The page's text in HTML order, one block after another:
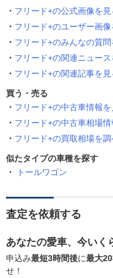
フリード+の公式画像を見
フリード+のユーザー画像
フリード+のみんなの質問
フリード+の関連ニュース
フリード+の関連記事を見
買う・売る
フリード+の中古車情報を
フリード+の中古車相場情
フリード+の買取相場を調
似たタイプの車種を探す
トールワゴン
査定を依頼する
あなたの愛車、今いく
申込み最短3時間後に最大
せ！